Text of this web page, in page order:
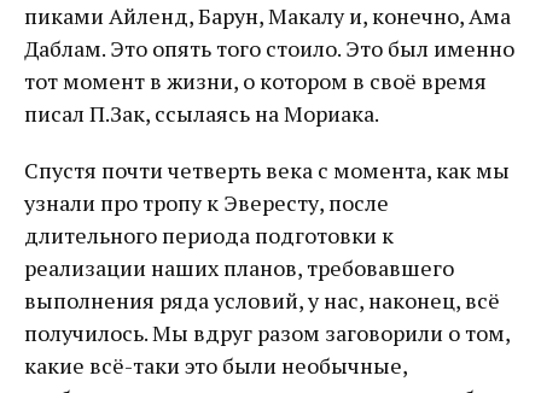
пиками Айленд, Барун, Макалу и, конечно, Ама
Даблам. Это опять того стоило. Это был именно
тот момент в жизни, о котором в своё время
писал П.Зак, ссылаясь на Мориака.
Спустя почти четверть века с момента, как мы
узнали про тропу к Эвересту, после
длительного периода подготовки к
реализации наших планов, требовавшего
выполнения ряда условий, у нас, наконец, всё
получилось. Мы вдруг разом заговорили о том,
какие всё-таки это были необычные,